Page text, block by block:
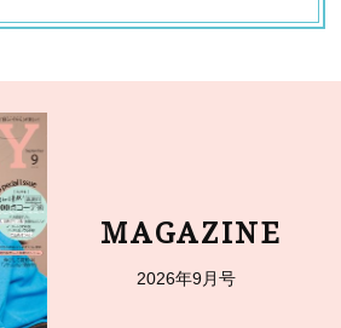
MAGAZINE
2026年9月号